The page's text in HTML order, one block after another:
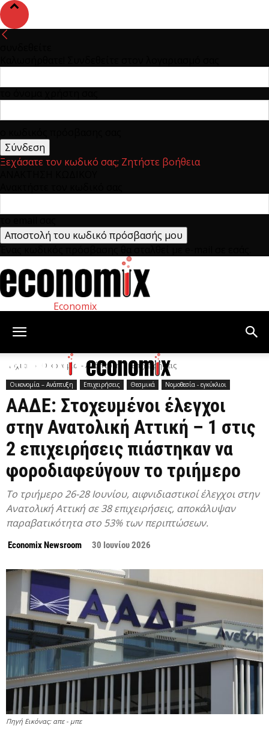
Ξεχάσατε τον κωδικό σας; Ζητήστε βοήθεια
Economix
Αρχική Οικονομία – Ανάπτυξη Επιχειρήσεις
Οικονομία – Ανάπτυξη Επιχειρήσεις Θεσμικά Νομοθεσία - εγκύκλιοι
ΑΑΔΕ: Στοχευμένοι έλεγχοι
στην Ανατολική Αττική – 1 στις
2 επιχειρήσεις πιάστηκαν να
φοροδιαφεύγουν το τριήμερο
Tο τριήμερο 26-28 Ιουνίου, αιφνιδιαστικοί έλεγχοι στην
Ανατολική Αττική σε 38 επιχειρήσεις, αποκάλυψαν
παραβατικότητα στο 53% των περιπτώσεων.
Economix Newsroom 30 Ιουνίου 2026
Πηγή Εικόνας: απε - μπε